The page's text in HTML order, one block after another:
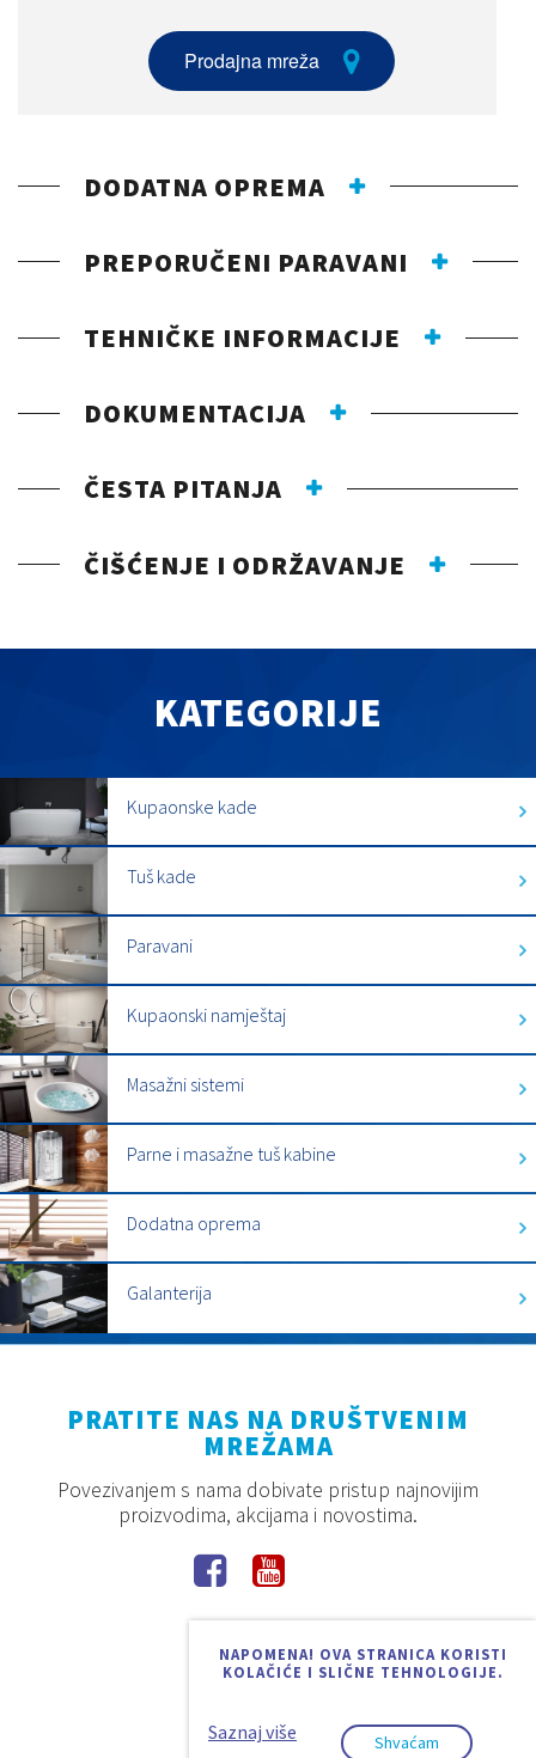
Prodajna mreža
DODATNA OPREMA
PREPORUČENI PARAVANI
TEHNIČKE INFORMACIJE
DOKUMENTACIJA
ČESTA PITANJA
ČIŠĆENJE I ODRŽAVANJE
KATEGORIJE
Kupaonske kade
Tuš kade
Paravani
Kupaonski namještaj
Masažni sistemi
Parne i masažne tuš kabine
Dodatna oprema
Galanterija
NAPOMENA! OVA STRANICA KORISTI
KOLAČIĆE I SLIČNE TEHNOLOGIJE.
Saznaj više Shvaćam
PRATITE NAS NA DRUŠTVENIM
MREŽAMA
Povezivanjem s nama dobivate pristup najnovijim
proizvodima, akcijama i novostima.